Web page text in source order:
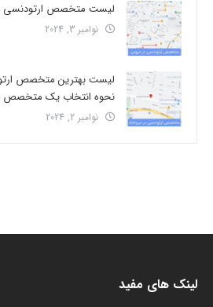
لیست متخصص ارتودنسی
نوامبر 3, 2024
لیست بهترین متخصص
نحوه انتخاب یک
نوامبر 2, 2024
لینک های مفید